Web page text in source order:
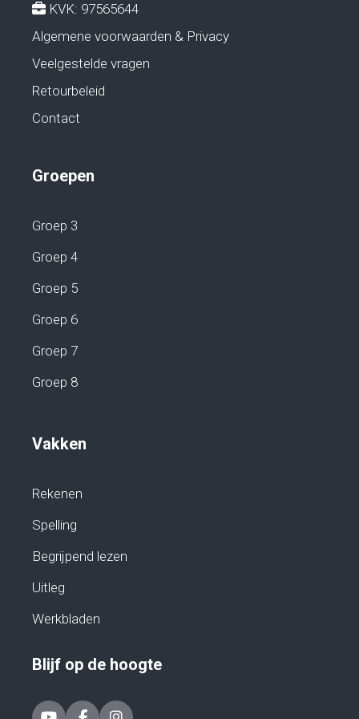
KVK: 97565644
Algemene voorwaarden & Privacy
Veelgestelde vragen
Retourbeleid
Contact
Groepen
Groep 3
Groep 4
Groep 5
Groep 6
Groep 7
Groep 8
Vakken
Rekenen
Spelling
Begrijpend lezen
Uitleg
Werkbladen
Blijf op de hoogte